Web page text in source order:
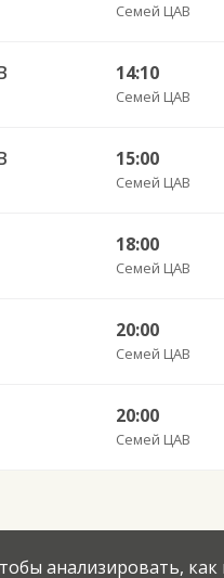
Семей ЦАВ
14:10
Семей ЦАВ
15:00
Семей ЦАВ
18:00
Семей ЦАВ
20:00
Семей ЦАВ
20:00
Семей ЦАВ
анализировать,